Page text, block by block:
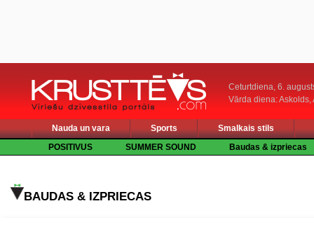
Ceturtdiena, 6.
Vārda diena: Askolds,
Nauda un vara Sports
Smalkais stils
POSITIVUS
SUMMER SOUND Baudas & izpriecas
BAUDAS & IZPRIECAS